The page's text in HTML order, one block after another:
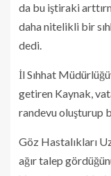
da bu iştiraki
daha nitelikli bir
dedi.
İl Sıhhat
getiren Kaynak,
randevu oluşturup
Göz Hastalıkları
ağır talep